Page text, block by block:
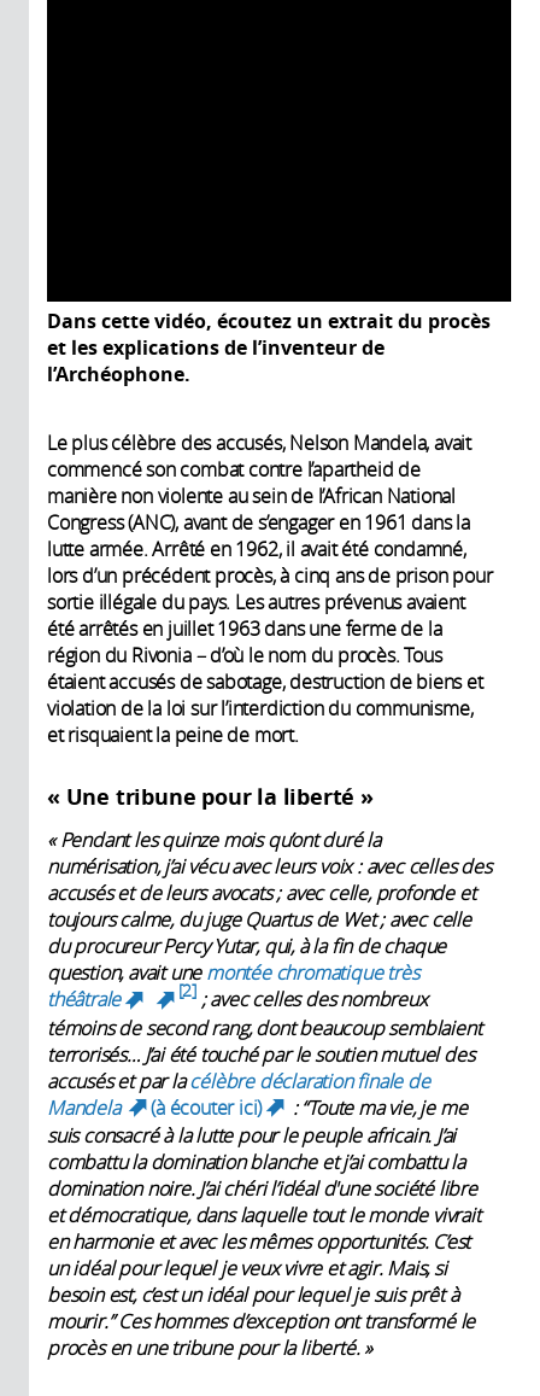
Dans cette vidéo, écoutez un extrait du procès
et les explications de l’inventeur de
l’Archéophone.
Le plus célèbre des accusés, Nelson Mandela, avait
commencé son combat contre l’apartheid de
manière non violente au sein de l’African National
Congress (ANC), avant de s’engager en 1961 dans la
lutte armée. Arrêté en 1962, il avait été condamné,
lors d’un précédent procès, à cinq ans de prison pour
sortie illégale du pays. Les autres prévenus avaient
été arrêtés en juillet 1963 dans une ferme de la
région du Rivonia–d’où le nom du procès. Tous
étaient accusés de sabotage, destruction de biens et
violation de la loi sur l’interdiction du communisme,
et risquaient la peine de mort.
« Une tribune pour la liberté »
« Pendant les quinze mois qu’ont duré la
numérisation, j’ai vécu avec leurs voix : avec celles des
accusés et de leurs avocats ; avec celle, profonde et
toujours calme, du juge Quartus de Wet ; avec celle
du procureur Percy Yutar, qui, à la fin de chaque
question, avait unemontée chromatique très
théâtrale
(link is external)
(link is external)
2 ; avec celles des nombreux
témoins de second rang, dont beaucoup semblaient
terrorisés… J’ai été touché par le soutien mutuel des
accusés et par lacélèbre déclaration finale de
Mandela
(link is external)
(à écouter ici) (link is external)
: “Toute ma vie, je me
suis consacré à la lutte pour le peuple africain. J’ai
combattu la domination blanche et j’ai combattu la
domination noire. J’ai chéri l’idéal d'une société libre
et démocratique, dans laquelle tout le monde vivrait
en harmonie et avec les mêmes opportunités. C’est
un idéal pour lequel je veux vivre et agir. Mais, si
besoin est, c’est un idéal pour lequel je suis prêt à
mourir.” Ces hommes d’exception ont transformé le
procès en une tribune pour la liberté. »